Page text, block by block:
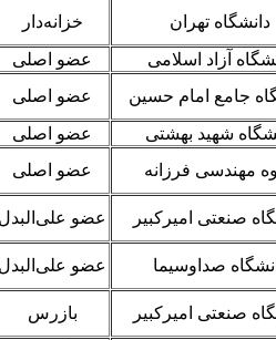
دانشگاه تهران
خزانه‌دار
آزاد اسلامی
عضو اصلی
جامع امام حسین
عضو اصلی
شهید بهشتی
عضو اصلی
مهندسی فرزانه
عضو اصلی
صنعتی امیرکبیر
عضو علی‌البدل
صداوسیما
عضو علی‌البدل
صنعتی امیرکبیر بازرس